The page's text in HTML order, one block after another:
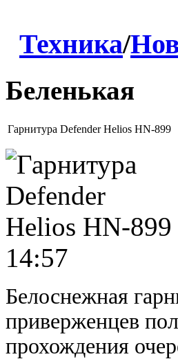
Техника/
Беленькая
Гарнитура Defender Helios HN-899
14:57
Белоснежная
приверженцев
прохождения